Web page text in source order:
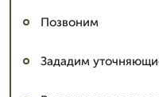
Позвоним
Зададим